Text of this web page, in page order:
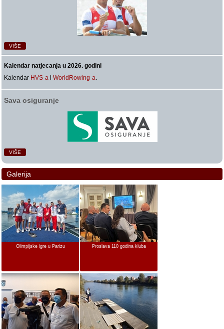
VIŠE
Kalendar natjecanja u 2026. godini
Kalendar HVS-a iWorldRowing-a.
Sava osiguranje
VIŠE
Galerija
Olimpijske igre u Parizu Proslava 110 godina kluba